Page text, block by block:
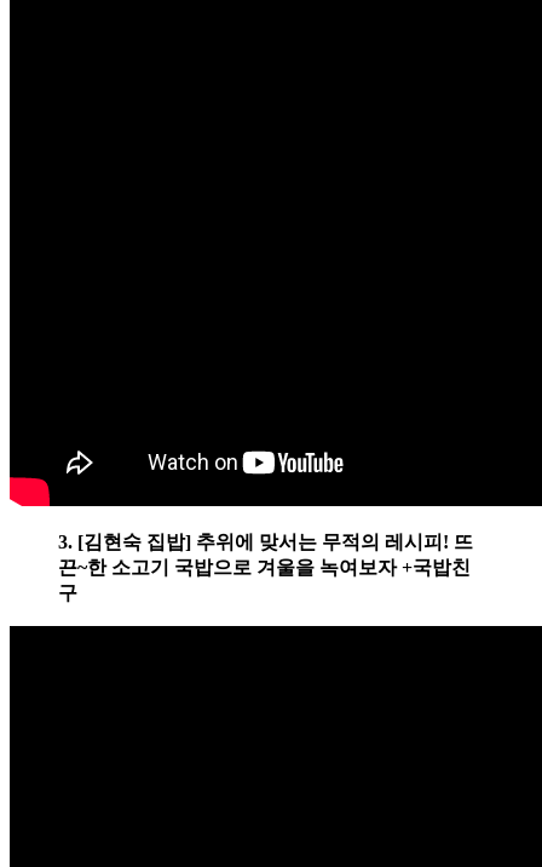
3. [김현숙 집밥] 추위에 맞서는 무적의 레시피! 뜨
끈~한 소고기 국밥으로 겨울을 녹여보자 +국밥친
구